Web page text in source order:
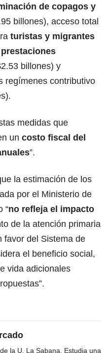
de copagos y
billones), acceso total
turistas y migrantes
prestaciones
billones) y
regímenes contributivo
medidas que
un costo fiscal del
”.
la estimación de los
por el Ministerio de
“no refleja el impacto
de la atención primaria
favor del Sistema de
el beneficio social,
vida adicionales
la U. La Sabana. Estudia una